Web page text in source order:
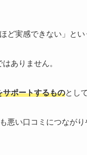
ど実感できない」とい
ありません。
サポートするものとし
悪い口コミにつながり